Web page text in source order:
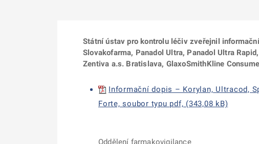
Státní ústav pro kontrolu léčiv zveřejnil
Slovakofarma, Panadol Ultra, Panadol Ultra
Zentiva a.s. Bratislava, GlaxoSmithKline
Informační dopis – Korylan, Ultracod,
Forte, soubor typu pdf, (343,08 kB)
Oddělení farmakovigilance